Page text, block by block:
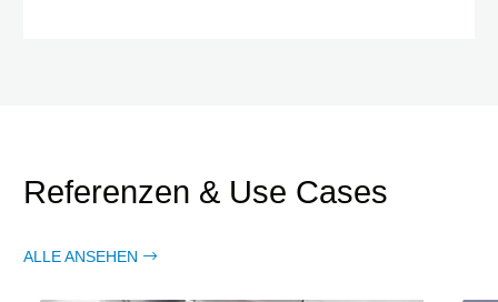
Referenzen & Use Cases
ALLE ANSEHEN